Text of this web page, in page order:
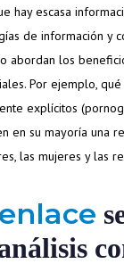
hay escasa
de información y
abordan los
Por ejemplo,
explícitos
en su mayoría una
las mujeres y las